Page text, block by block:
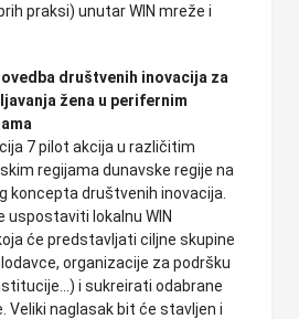
praksi) unutar WIN mreže i
društvenih inovacija za
žena u perifernim
7 pilot akcija u različitim
regijama dunavske regije na
koncepta društvenih inovacija.
uspostaviti lokalnu WIN
će predstavljati ciljne skupine
organizacije za podršku
i sukreirati odabrane
Veliki naglasak bit će stavljen i